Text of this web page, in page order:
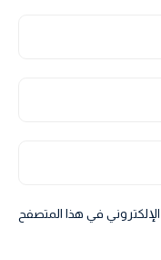
في هذا المتصفح